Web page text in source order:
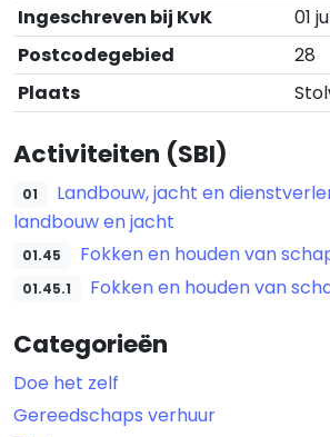
Ingeschreven bij KvK
01
Postcodegebied
28
Plaats
Activiteiten (SBI)
01
Landbouw, jacht en
landbouw en jacht
01.45 Fokken en houden van
01.45.1 Fokken en houden van
Categorieën
Doe het zelf
Gereedschaps verhuur